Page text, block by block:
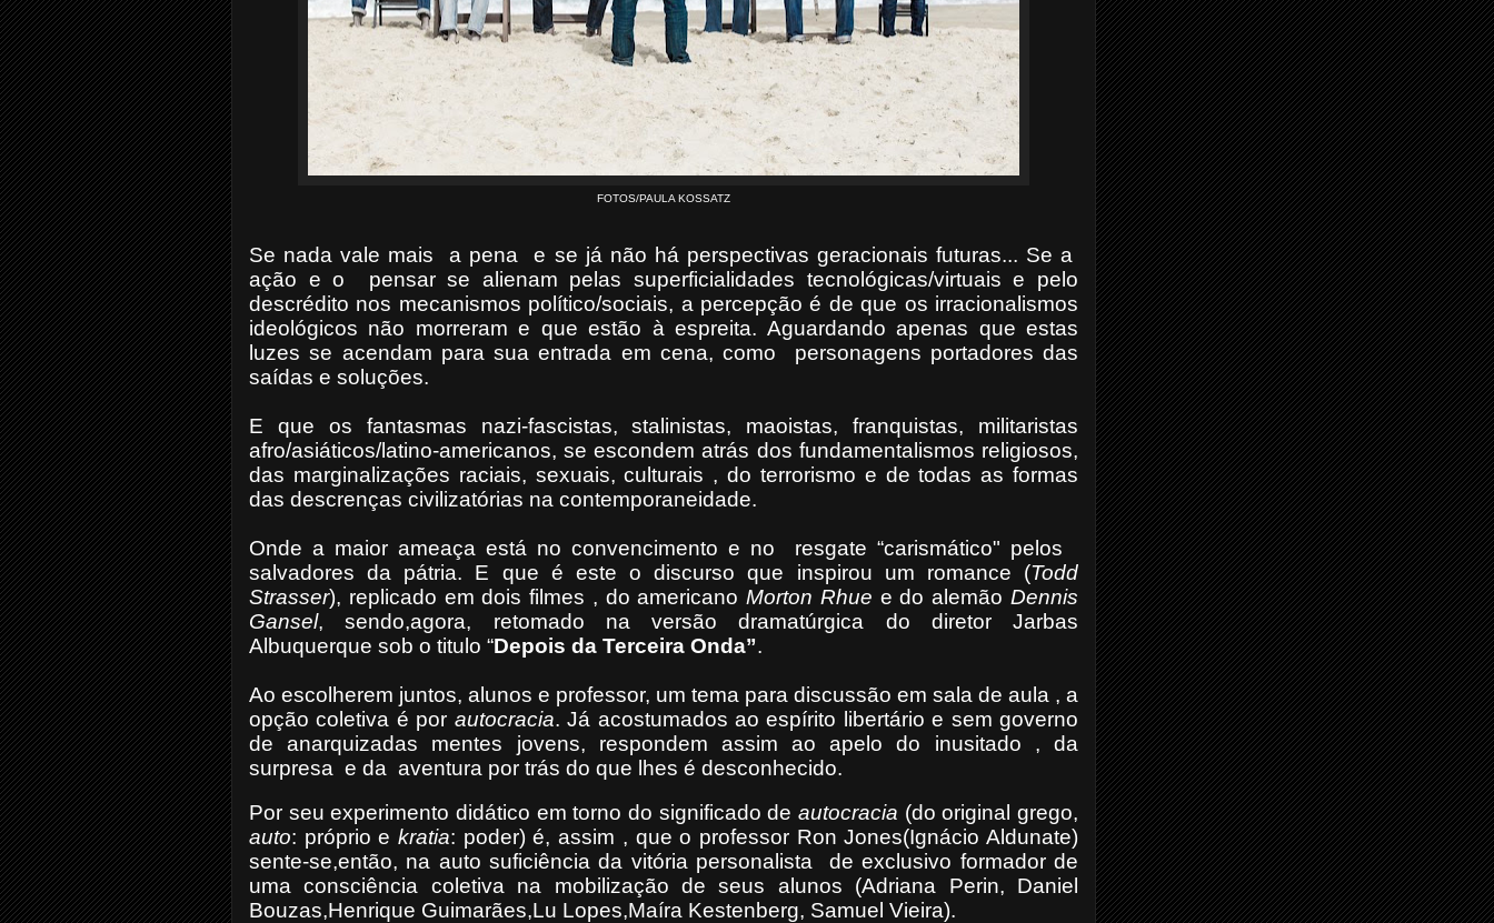
FOTOS/PAULA KOSSATZ
Se nada vale mais a pena e se já não há perspectivas geracionais futuras... Se a
ação e o pensar se alienam pelas superficialidades tecnológicas/virtuais e pelo
descrédito nos mecanismos político/sociais, a percepção é de que os irracionalismos
ideológicos não morreram e que estão à espreita. Aguardando apenas que estas
luzes se acendam para sua entrada em cena, como personagens portadores das
saídas e soluções.
E que os fantasmas nazi-fascistas, stalinistas, maoistas, franquistas, militaristas
afro/asiáticos/latino-americanos, se escondem atrás dos fundamentalismos religiosos,
das marginalizações raciais, sexuais, culturais , do terrorismo e de todas as formas
das descrenças civilizatórias na contemporaneidade.
Onde a maior ameaça está no convencimento e no resgate “carismático" pelos
salvadores da pátria. E que é este o discurso que inspirou um romance (Todd
Strasser), replicado em dois filmes , do americanoMorton Rhue e do alemãoDennis
Gansel, sendo,agora, retomado na versão dramatúrgica do diretor Jarbas
Albuquerque sob o titulo “Depois da Terceira Onda”.
Ao escolherem juntos, alunos e professor, um tema para discussão em sala de aula , a
opção coletiva é por autocracia. Já acostumados ao espírito libertário e sem governo
de anarquizadas mentes jovens, respondem assim ao apelo do inusitado , da
surpresa e da aventura por trás do que lhes é desconhecido.
Por seu experimento didático em torno do significado de autocracia (do original grego,
auto: próprio ekratia: poder)é, assim , que o professor Ron Jones(Ignácio Aldunate)
sente-se,então, na auto suficiência da vitória personalista de exclusivo formador de
uma consciência coletiva na mobilização de seus alunos (Adriana Perin, Daniel
Bouzas,Henrique Guimarães,Lu Lopes,Maíra Kestenberg, Samuel Vieira).